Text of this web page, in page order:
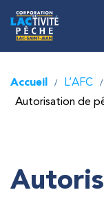
Accueil / L’AFC /
Autorisation de